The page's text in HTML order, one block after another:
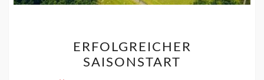
ERFOLGREICHER
SAISONSTART